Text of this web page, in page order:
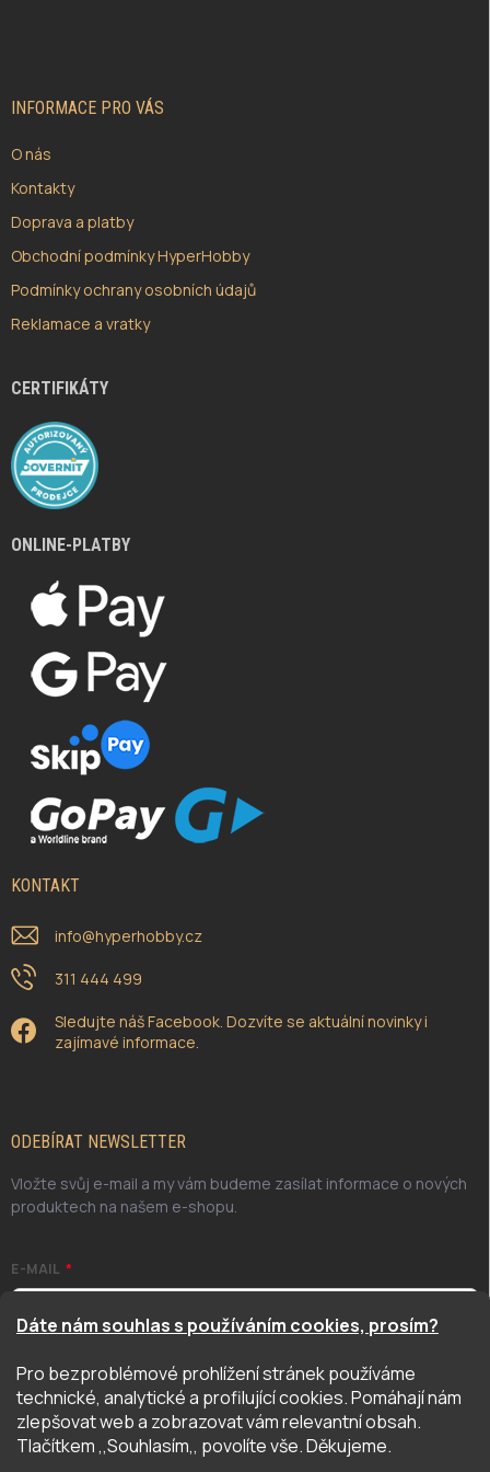
Dáte nám souhlas s používáním cookies, prosím?
Pro bezproblémové prohlížení stránek používáme
technické, analytické a profilující cookies. Pomáhají nám
zlepšovat web a zobrazovat vám relevantní obsah.
Tlačítkem ,,Souhlasím,, povolíte vše. Děkujeme.
INFORMACE PRO VÁS
O nás
Kontakty
Doprava a platby
Obchodní podmínky HyperHobby
Podmínky ochrany osobních údajů
Reklamace a vratky
CERTIFIKÁTY
ONLINE-PLATBY
KONTAKT
info@hyperhobby.cz
311 444 499
Sledujte náš Facebook. Dozvíte se aktuální novinky i
zajímavé informace.
ODEBÍRAT NEWSLETTER
Vložte svůj e-mail a my vám budeme zasílat informace o nových
produktech na našem e-shopu.
E-MAIL
Odesláním potvrzuji, že jsem se seznámil/a se zásadami
ochrany osobních údajů. Úplné znění naleznetezde
PŘIHLÁSIT SE